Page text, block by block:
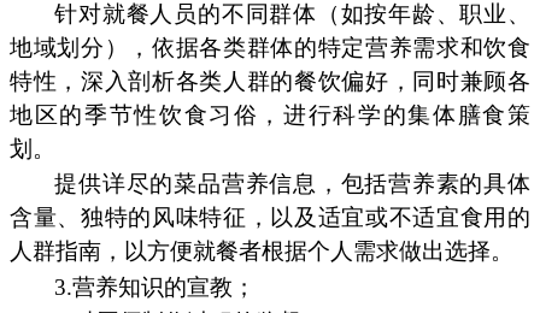
针对就餐人员的不同群体（如按年龄、职业、
地域划分），依据各类群体的特定营养需求和饮食
特性，深入剖析各类人群的餐饮偏好，同时兼顾各
地区的季节性饮食习俗，进行科学的集体膳食策
划。
提供详尽的菜品营养信息，包括营养素的具体
含量、独特的风味特征，以及适宜或不适宜食用的
人群指南，以方便就餐者根据个人需求做出选择。
3.营养知识的宣教；